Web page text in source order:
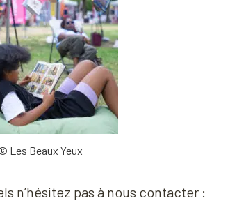
Les Beaux Yeux
n’hésitez pas à nous contacter :